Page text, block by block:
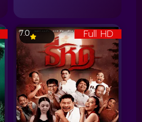
Full HD
7.0